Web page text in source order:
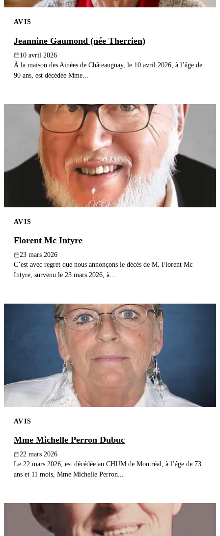
AVIS
Jeannine Gaumond (née Therrien)
10 avril 2026
À la maison des Ainées de Châteauguay, le 10 avril 2026, à l’âge de
90 ans, est décédée Mme...
AVIS
Florent Mc Intyre
23 mars 2026
C’est avec regret que nous annonçons le décès de M. Florent Mc
Intyre, survenu le 23 mars 2026, à...
AVIS
Mme Michelle Perron Dubuc
22 mars 2026
Le 22 mars 2026, est décédée au CHUM de Montréal, à l’âge de 73
ans et 11 mois, Mme Michelle Perron...